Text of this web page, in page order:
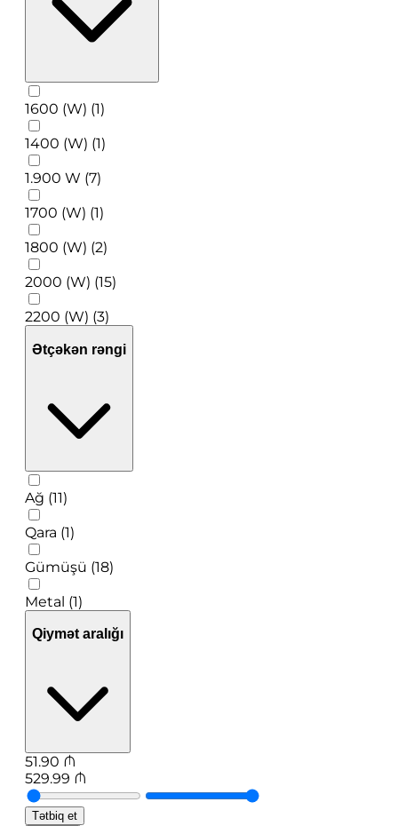
1600 (W) (1)
1400 (W) (1)
1.900 W (7)
1700 (W) (1)
1800 (W) (2)
2000 (W) (15)
2200 (W) (3)
Ətçəkən rəngi
Ağ (11)
Qara (1)
Gümüşü (18)
Metal (1)
Qiymət aralığı
51.90 ₼
529.99 ₼
Tətbiq et